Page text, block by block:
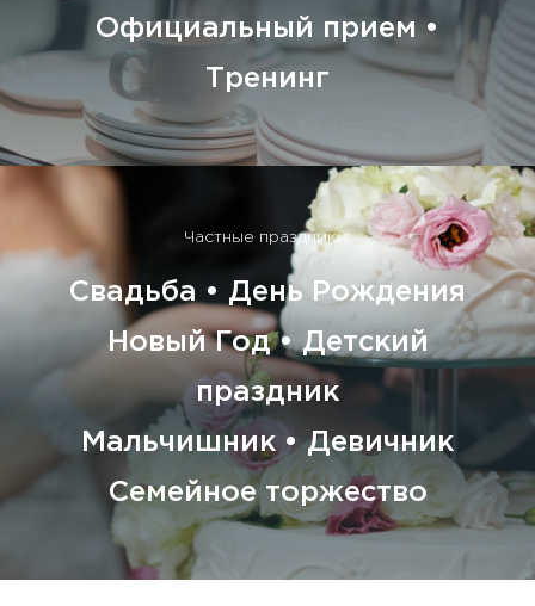
Официальный прием •
Тренинг
Частные праздники:
Свадьба • День Рождения
Новый Год • Детский
праздник
Мальчишник • Девичник
Семейное торжество